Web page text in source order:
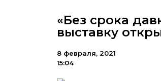
«Без срока
выставку
8 февраля, 2021
15:04